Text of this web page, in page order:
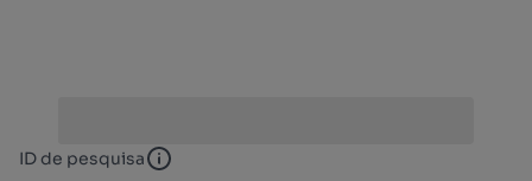
ID de pesquisa ID de pesquisa